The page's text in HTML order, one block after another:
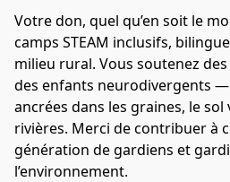
Votre don, quel qu’en soit le
camps STEAM inclusifs,
milieu rural. Vous soutenez
des enfants neurodivergents —
ancrées dans les graines, le
rivières. Merci de contribuer à
génération de gardiens et
l’environnement.